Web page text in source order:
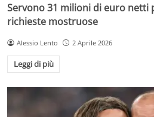
Servono 31 milioni di euro netti
richieste mostruose
Alessio Lento 2 Aprile 2026
Leggi di più